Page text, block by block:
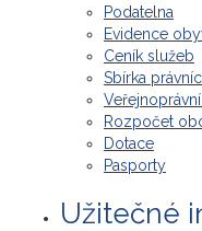
Podatelna
Evidence
Ceník služeb
Sbírka
Rozpočet
Dotace
Pasporty
Užitečné